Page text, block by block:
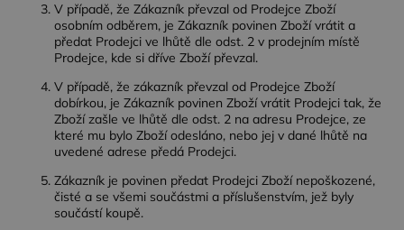
V případě, že Zákazník převzal od Prodejce Zboží
osobním odběrem, je Zákazník povinen Zboží vrátit a
předat Prodejci ve lhůtě dle odst. 2 v prodejním místě
Prodejce, kde si dříve Zboží převzal.
V případě, že zákazník převzal od Prodejce Zboží
dobírkou, je Zákazník povinen Zboží vrátit Prodejci tak, že
Zboží zašle ve lhůtě dle odst. 2 na adresu Prodejce, ze
které mu bylo Zboží odesláno, nebo jej v dané lhůtě na
uvedené adrese předá Prodejci.
Zákazník je povinen předat Prodejci Zboží nepoškozené,
čisté a se všemi součástmi a příslušenstvím, jež byly
součástí koupě.